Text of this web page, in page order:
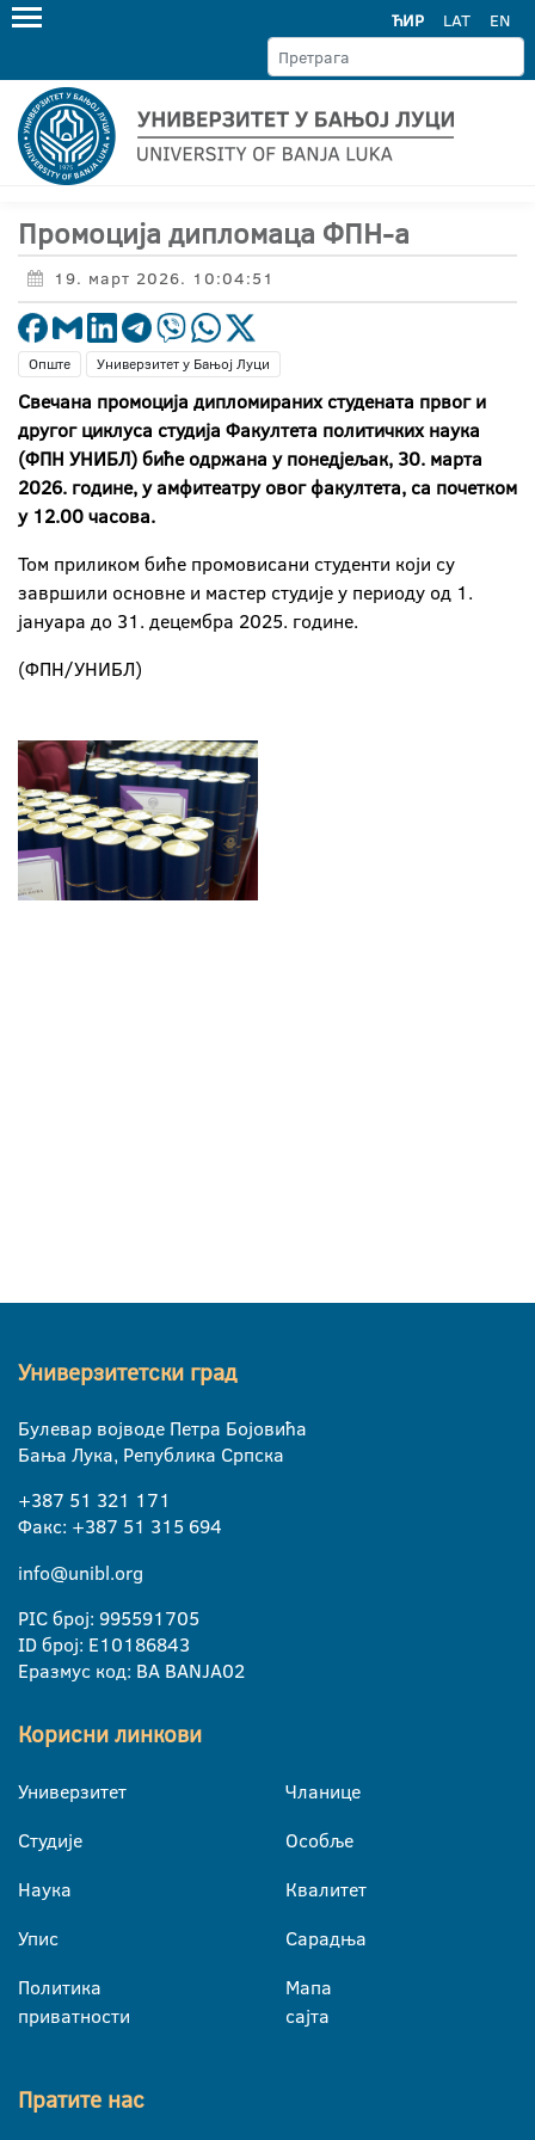
ЋИР LAT EN
Промоција дипломаца ФПН-а
19. март 2026. 10:04:51
Опште Универзитет у Бањој Луци
Свечана промоција дипломираних студената првог и
другог циклуса студија Факултета политичких наука
(ФПН УНИБЛ) биће одржана у понедјељак, 30. марта
2026. године, у амфитеатру овог факултета, са почетком
у 12.00 часова.
Том приликом биће промовисани студенти који су
завршили основне и мастер студије у периоду од 1.
јануара до 31. децембра 2025. године.
(ФПН/УНИБЛ)
Универзитетски град
Булевар војводе Петра Бојовића
Бања Лука, Република Српска
+387 51 321 171
Факс: +387 51 315 694
info@unibl.org
PIC број: 995591705
ID број: E10186843
Еразмус код: BA BANJA02
Корисни линкови
Универзитет
Студије
Наука
Упис
Политика
приватности
Чланице
Особље
Квалитет
Сарадња
Мапа
сајта
Пратите нас